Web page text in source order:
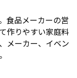
食品メーカーの営
作りやすい家庭料
メーカー、イベン